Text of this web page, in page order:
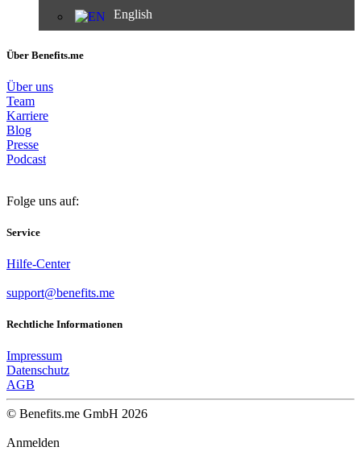
English
Über Benefits.me
Über uns
Team
Karriere
Blog
Presse
Podcast
Folge uns auf:
Service
Hilfe-Center
support@benefits.me
Rechtliche Informationen
Impressum
Datenschutz
AGB
© Benefits.me GmbH 2026
Anmelden